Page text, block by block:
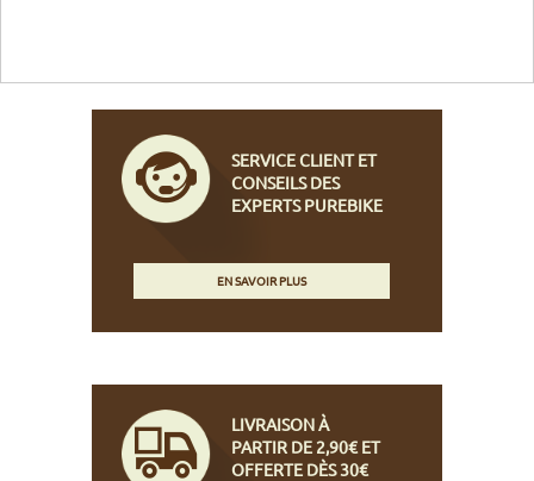
SERVICE CLIENT ET
CONSEILS DES
EXPERTS PUREBIKE
EN SAVOIR PLUS
LIVRAISON À
PARTIR DE 2,90€ ET
OFFERTE DÈS 30€